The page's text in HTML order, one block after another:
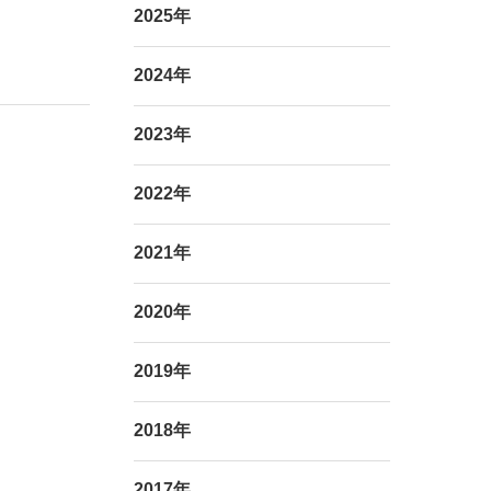
2025年
2024年
2023年
2022年
2021年
2020年
2019年
2018年